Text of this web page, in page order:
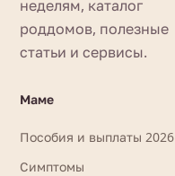
неделям, каталог
роддомов, полезные
статьи и сервисы.
Маме
Пособия и выплаты 2026
Симптомы